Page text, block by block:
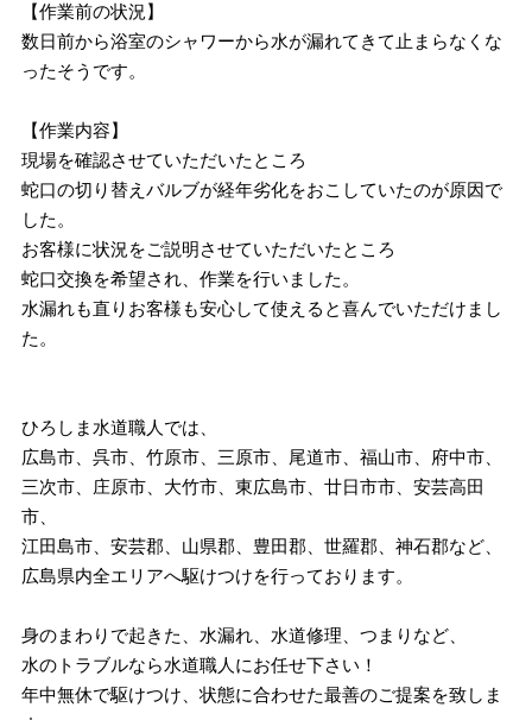
【作業前の状況】
数日前から浴室のシャワーから水が漏れてきて止まらなくな
ったそうです。
【作業内容】
現場を確認させていただいたところ
蛇口の切り替えバルブが経年劣化をおこしていたのが原因で
した。
お客様に状況をご説明させていただいたところ
蛇口交換を希望され、作業を行いました。
水漏れも直りお客様も安心して使えると喜んでいただけまし
た。
ひろしま水道職人では、
広島市、呉市、竹原市、三原市、尾道市、福山市、府中市、
三次市、庄原市、大竹市、東広島市、廿日市市、安芸高田
市、
江田島市、安芸郡、山県郡、豊田郡、世羅郡、神石郡など、
広島県内全エリアへ駆けつけを行っております。
身のまわりで起きた、水漏れ、水道修理、つまりなど、
水のトラブルなら水道職人にお任せ下さい！
年中無休で駆けつけ、状態に合わせた最善のご提案を致しま